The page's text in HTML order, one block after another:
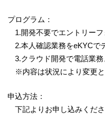
プログラム：
1.開発不要でエントリーフ
2.本人確認業務をeKYCで
3.クラウド開発で電話業
※内容は状況により変更と
申込方法：
下記よりお申し込みくださ